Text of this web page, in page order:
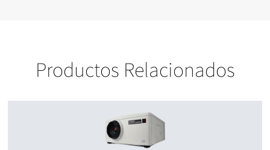
Productos Relacionados